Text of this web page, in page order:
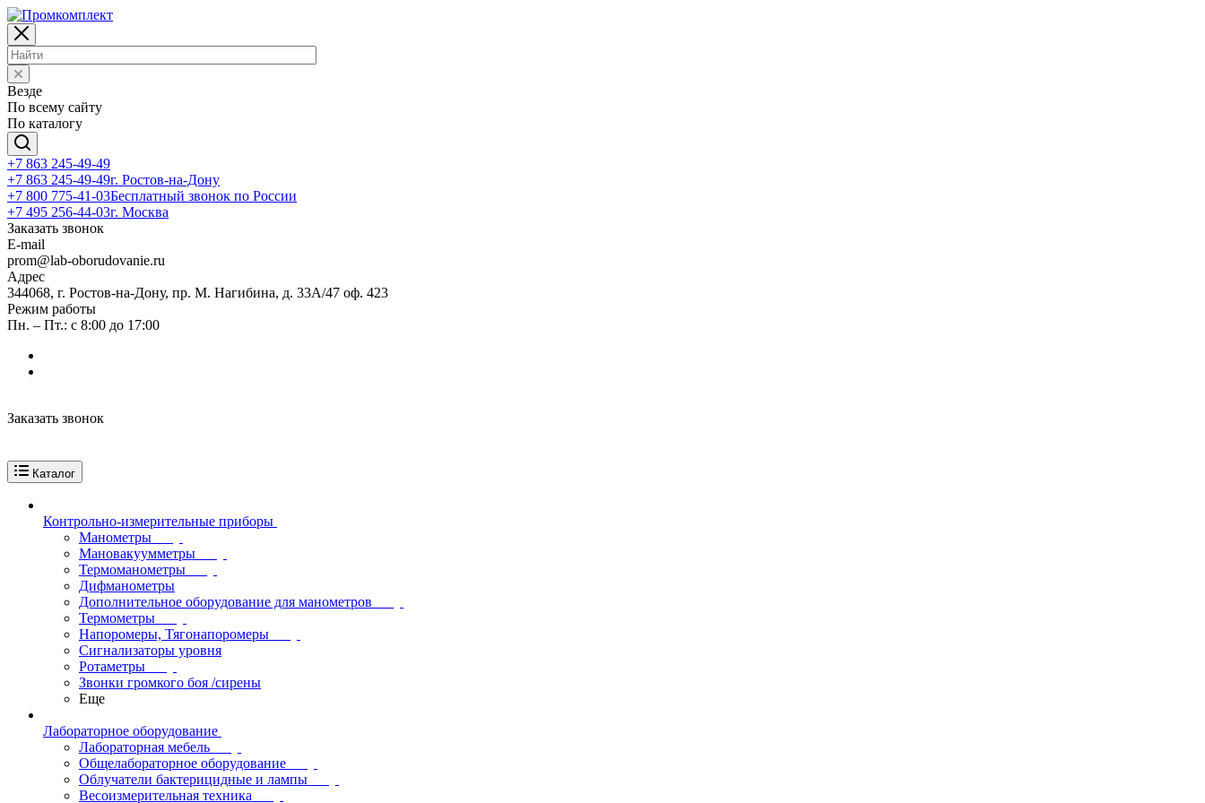
Везде
По всему сайту
По каталогу
+7 863 245-49-49
+7 863 245-49-49г. Ростов-на-Дону
+7 800 775-41-03Бесплатный звонок по России
+7 495 256-44-03г. Москва
Заказать звонок
E-mail
prom@lab-oborudovanie.ru
Адрес
344068, г. Ростов-на-Дону, пр. М. Нагибина, д. 33А/47 оф. 423
Режим работы
Пн. – Пт.: с 8:00 до 17:00
Заказать звонок
Каталог
Контрольно-измерительные приборы
Манометры
Мановакуумметры
Термоманометры
Дифманометры
Дополнительное оборудование для манометров
Термометры
Напоромеры, Тягонапоромеры
Сигнализаторы уровня
Ротаметры
Звонки громкого боя /сирены
Еще
Лабораторное оборудование
Лабораторная мебель
Общелабораторное оборудование
Облучатели бактерицидные и лампы
Весоизмерительная техника